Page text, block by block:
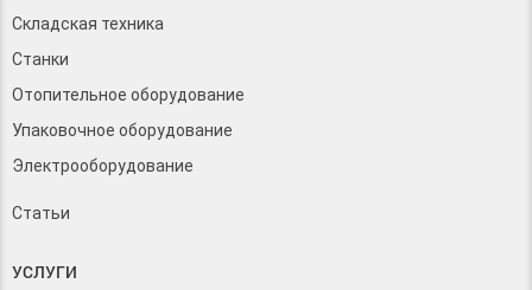
Складская техника
Станки
Отопительное оборудование
Упаковочное оборудование
Электрооборудование
Статьи
УСЛУГИ